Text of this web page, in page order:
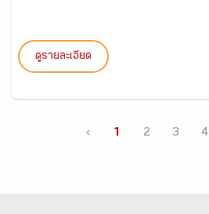
ดูรายละเอียด
‹ 1 2 3 4